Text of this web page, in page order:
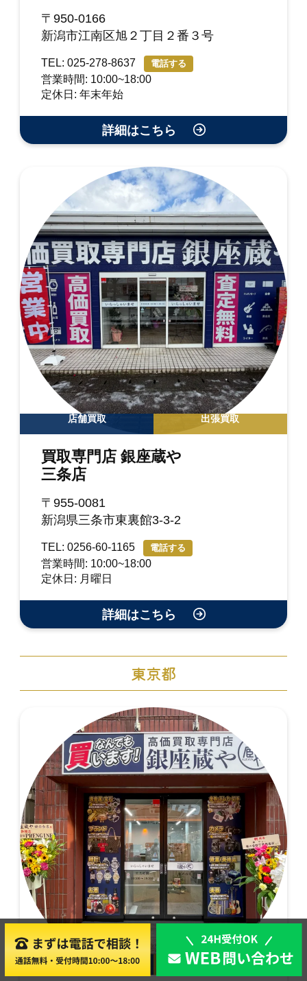
〒950-0166
新潟市江南区旭２丁目２番３号
TEL: 025-278-8637 電話する
営業時間: 10:00~18:00
定休日: 年末年始
詳細はこちら
店舗買取 出張買取
買取専門店 銀座蔵や
三条店
〒955-0081
新潟県三条市東裏館3-3-2
TEL: 0256-60-1165 電話する
営業時間: 10:00~18:00
定休日: 月曜日
詳細はこちら
東京都
店舗買取 出張買取